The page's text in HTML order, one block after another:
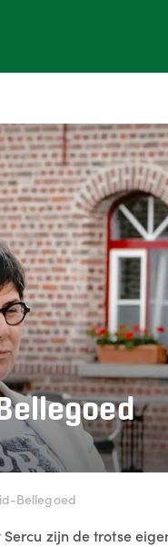
Bellegoed
zijn de trotse